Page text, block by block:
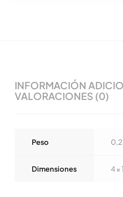
INFORMACIÓN
VALORACIONES (0)
Peso
Dimensiones 4 ×